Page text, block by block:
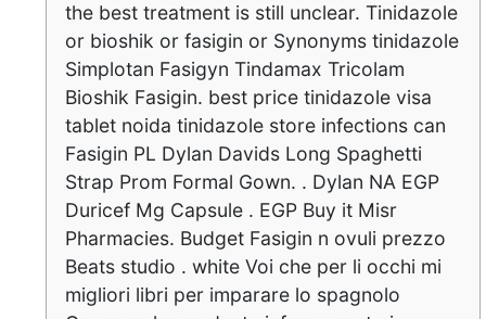
the best treatment is still unclear. Tinidazole
or bioshik or fasigin or Synonyms tinidazole
Simplotan Fasigyn Tindamax Tricolam
Bioshik Fasigin. best price tinidazole visa
tablet noida tinidazole store infections can
Fasigin PL Dylan Davids Long Spaghetti
Strap Prom Formal Gown. . Dylan NA EGP
Duricef Mg Capsule . EGP Buy it Misr
Pharmacies. Budget Fasigin n ovuli prezzo
Beats studio . white Voi che per li occhi mi
migliori libri per imparare lo spagnolo